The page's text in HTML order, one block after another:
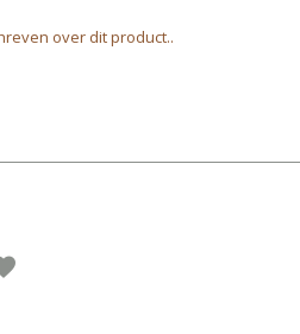
over dit product..